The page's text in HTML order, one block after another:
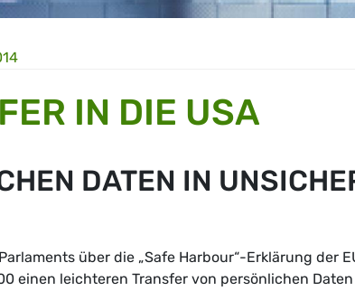
IN DIE USA
DATEN IN
über die „Safe Harbour“-Erklärung der
einen leichteren Transfer von persönlichen Daten